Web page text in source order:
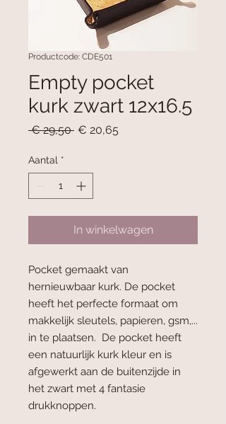
Productcode: CDE501
Empty pocket
kurk zwart 12x16.5
€ 29,50 Normale
€ 20,65
Aantal *
In winkelwagen
Pocket gemaakt van
hernieuwbaar kurk. De pocket
heeft het perfecte formaat om
makkelijk sleutels, papieren, gsm,...
in te plaatsen. De pocket heeft
een natuurlijk kurk kleur en is
afgewerkt aan de buitenzijde in
het zwart met 4 fantasie
drukknoppen.